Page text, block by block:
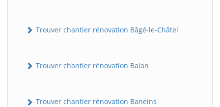
Trouver chantier rénovation Bâgé-le-Châtel
Trouver chantier rénovation Balan
Trouver chantier rénovation Baneins